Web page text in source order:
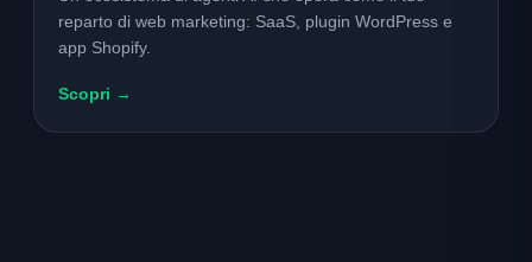
reparto di web marketing: SaaS, plugin WordPress e
app Shopify.
Scopri →